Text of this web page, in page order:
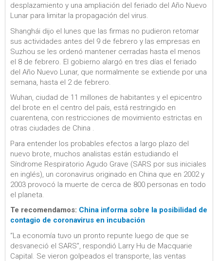
desplazamiento y una ampliación del feriado del Año Nuevo
Lunar para limitar la propagación del virus.
Shanghái dijo el lunes que las firmas no pudieron retomar
sus actividades antes del 9 de febrero y las empresas en
Suzhou se les ordenó mantener cerradas hasta el menos
el 8 de febrero. El gobierno alargó en tres días el feriado
del Año Nuevo Lunar, que normalmente se extiende por una
semana, hasta el 2 de febrero.
Wuhan, ciudad de 11 millones de habitantes y el epicentro
del brote en el centro del país, está restringido en
cuarentena, con restricciones de movimiento estrictas en
otras ciudades de China .
Para entender los probables efectos a largo plazo del
nuevo brote, muchos analistas están estudiando el
Síndrome Respiratorio Agudo Grave (SARS por sus iniciales
en inglés), un coronavirus originado en China que en 2002 y
2003 provocó la muerte de cerca de 800 personas en todo
el planeta.
Te recomendamos: China informa sobre la posibilidad de
contagio de coronavirus en incubación
“La economía tuvo un pronto repunte luego de que se
desvaneció el SARS”, respondió Larry Hu de Macquarie
Capital. Se vieron golpeados el transporte, las ventas